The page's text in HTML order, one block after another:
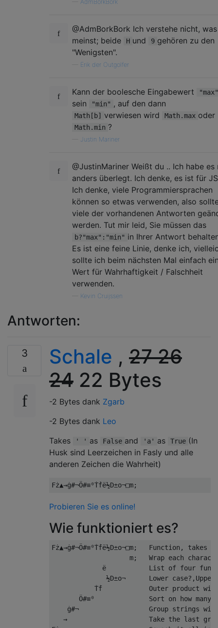
AdmBorkBork
@AdmBorkBork Ich verstehe nicht,
meinst; beide
H und 9 gehören zu den
"Wenigsten".
Erik der Outgolfer
Kann der boolesche Eingabewert "max"
sein "min" , auf den dann
Math[b] verwiesen wird Math.max oder
Math.min ?
Justin Mariner
@JustinMariner Weißt du .. Ich habe es
anders überlegt. Ich denke, es ist für
Ich denke, viele Programmiersprachen
können so etwas verwenden, also
viele der vorhandenen Antworten
werden. Tut mir leid, Sie müssen das
b?"max":"min" in Ihrer Antwort
Es ist eine feine Linie, denke ich,
sollte ich beim nächsten Mal einfach
Wert für Wahrhaftigkeit / Falschheit
verwenden.
Kevin Cruijssen
Antworten:
3 Schale , 2726
24 22 Bytes
-2 Bytes dank Zgarb
-2 Bytes dank Leo
Takes
' ' as False and 'a' as True (In
Husk sind Leerzeichen in Fasly und alle
anderen Zeichen die Wahrheit)
Probieren Sie es online!
Wie funktioniert es?
Fż▲→ġ#¬Ö#≡⁰Ṫḟë½D±o¬□m;   Function,
m;   Wrap each
ë           List of four
½D±o¬      Lower
Ṫḟ            Outer product
Ö#≡⁰              Sort on how many
ġ#¬                  Group strings
→                     Take the last